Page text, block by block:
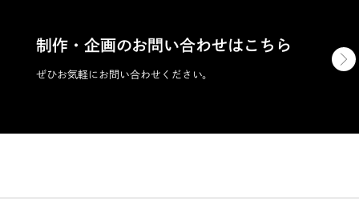
制作・企画のお問い合わせはこちら
ぜひお気軽にお問い合わせください。